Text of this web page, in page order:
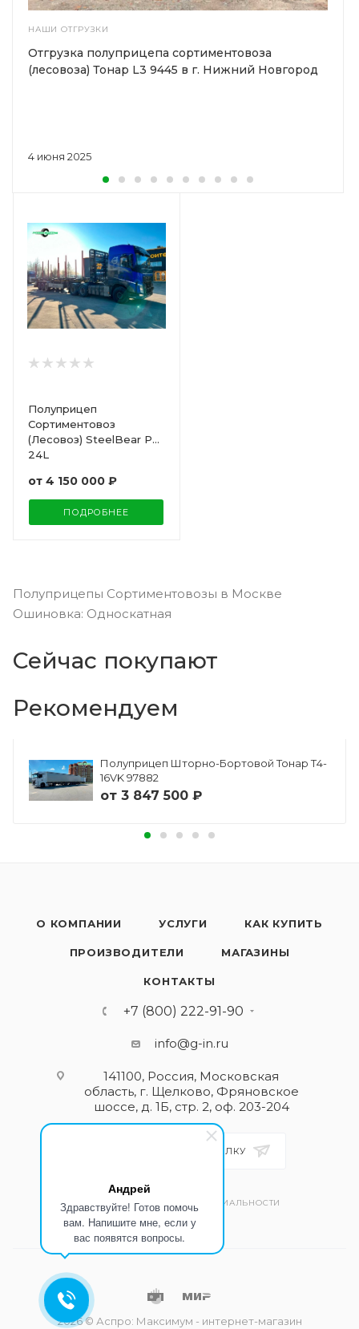
Андрей
Здравствуйте! Готов помочь
вам. Напишите мне, если у
вас появятся вопросы.
НАШИ ОТГРУЗКИ
4 июня 2025
Отгрузка полуприцепа сортиментовоза
(лесовоза) Тонар L3 9445 в г. Нижний Новгород
Полуприцеп
Сортиментовоз
(Лесовоз) SteelBear PT-
24L
от 4 150 000 ₽
ПОДРОБНЕЕ
Полуприцепы Сортиментовозы в Москве
Ошиновка: Односкатная
Сейчас покупают
Рекомендуем
Полуприцеп Шторно-Бортовой Тонар Т4-
16VK 97882
от 3 847 500 ₽
О КОМПАНИИ УСЛУГИ КАК КУПИТЬ
ПРОИЗВОДИТЕЛИ МАГАЗИНЫ
КОНТАКТЫ
+7 (800) 222-91-90
info@g-in.ru
141100, Россия, Московская
область, г. Щелково, Фряновское
шоссе, д. 1Б, стр. 2, оф. 203-204
ПОДПИСАТЬСЯ НА РАССЫЛКУ
ПОЛИТИКА КОНФИДЕНЦИАЛЬНОСТИ
2026 © Аспро: Максимум - интернет-магазин